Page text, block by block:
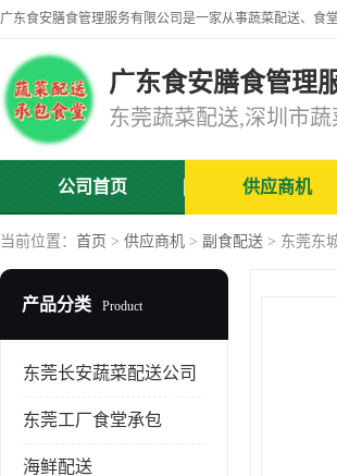
广东食安膳食管理
公司首页 供应商机
当前位置： 首页 > 供应商机 > 副食配送 > 东莞东
产品分类 Product
东莞长安蔬菜配送公司
东莞工厂食堂承包
海鲜配送